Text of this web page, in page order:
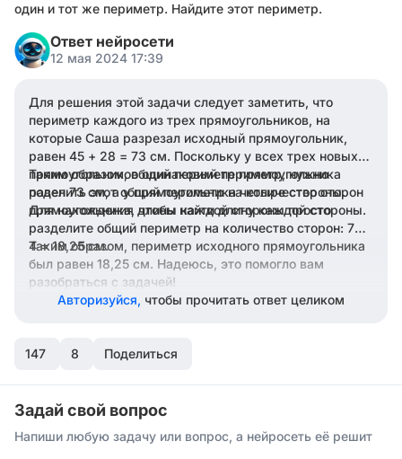
один и тот же периметр. Найдите этот периметр.
Ответ нейросети
12 мая 2024 17:39
Для решения этой задачи следует заметить, что
периметр каждого из трех прямоугольников, на
которые Саша разрезал исходный прямоугольник,
равен 45 + 28 = 73 см. Поскольку у всех трех новых
прямоугольников одинаковый периметр, нужно
поделить этот общий периметр на количество сторон
прямоугольника, чтобы найти длину каждой стороны.
Таким образом, общий периметр прямоугольника
равен 73 см, а у прямоугольника четыре стороны.
Для нахождения длины каждой стороны просто
разделите общий периметр на количество сторон: 73 /
4 = 18,25 см.
Таким образом, периметр исходного прямоугольника
был равен 18,25 см. Надеюсь, это помогло вам
разобраться с задачей!
Авторизуйся, чтобы прочитать ответ целиком
147 8 Поделиться
Задай свой вопрос
Напиши любую задачу или вопрос, а нейросеть её решит